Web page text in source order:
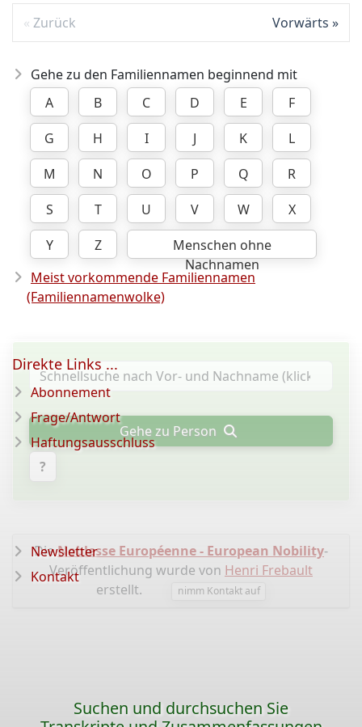
Zurück Vorwärts
Gehe zu den Familiennamen beginnend mit
A
B C D E
F
G
H I J K
L
M
N O P Q
R
S
T U V W
X
Y
Z
Menschen ohne
Nachnamen
Meist vorkommende Familiennamen
(Familiennamenwolke)
Gehe zu Person
?
DieNoblesse Européenne - European Nobility-
Veröffentlichung wurde von Henri Frebault
erstellt.
nimm Kontakt auf
Direkte Links ...
Abonnement
Frage/Antwort
Haftungsausschluss
Newsletter
Kontakt
Suchen und durchsuchen Sie